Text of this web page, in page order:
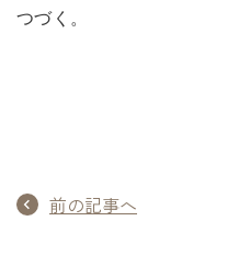
つづく。
前の記事へ